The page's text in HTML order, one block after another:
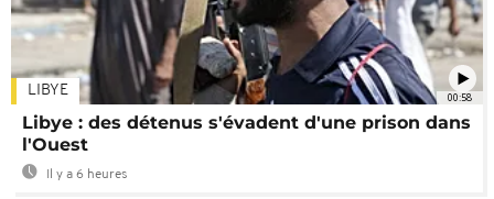
00:58
LIBYE
Libye : des détenus s'évadent d'une prison dans
l'Ouest
Il y a 6 heures